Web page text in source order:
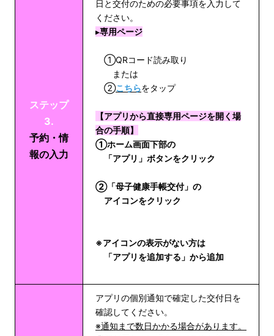
ステップ
3.
予約・情
報の入力
日と交付のための必要事項を入力して
ください。
▸専用ページ
①QRコード読み取り
または
②こちらをタップ
【アプリから直接専用ページを開く場
合の手順】
①ホーム画面下部の
「アプリ」ボタンをクリック
②「母子健康手帳交付」の
アイコンをクリック
※アイコンの表示がない方は
「アプリを追加する」から追加
アプリの個別通知で確定した交付日を
確認してください。
※通知まで数日かかる場合があります。